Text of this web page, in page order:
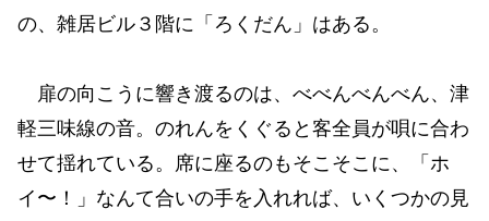
の、雑居ビル３階に「ろくだん」はある。
扉の向こうに響き渡るのは、べべんべんべん、津
軽三味線の音。のれんをくぐると客全員が唄に合わ
せて揺れている。席に座るのもそこそこに、「ホ
イ〜！」なんて合いの手を入れれば、いくつかの見